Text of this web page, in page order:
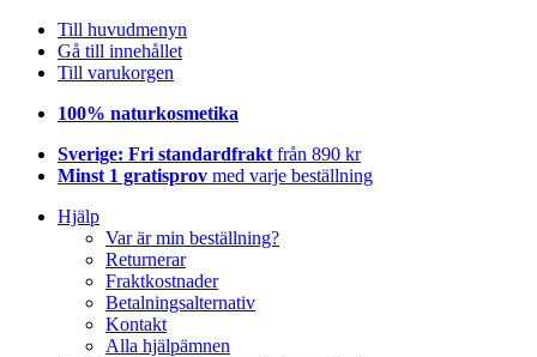
Till huvudmenyn
Gå till innehållet
Till varukorgen
100% naturkosmetika
Sverige: Fri standardfrakt från 890 kr
Minst 1 gratisprov med varje beställning
Hjälp
Var är min beställning?
Returnerar
Fraktkostnader
Betalningsalternativ
Kontakt
Alla hjälpämnen